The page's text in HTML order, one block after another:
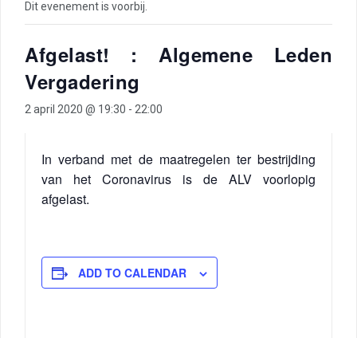
Dit evenement is voorbij.
Afgelast! : Algemene Leden
Vergadering
2 april 2020 @ 19:30 - 22:00
In verband met de maatregelen ter bestrijding
van het Coronavirus is de ALV voorlopig
afgelast.
ADD TO CALENDAR